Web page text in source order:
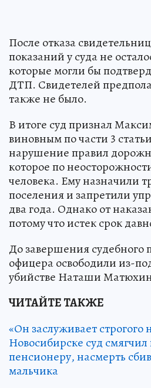
После отказа
показаний у суда не
которые могли бы
ДТП. Свидетелей
также не было.
В итоге суд признал
виновным по части 3
нарушение правил
которое по
человека. Ему назначили
поселения и запретили
два года. Однако от
потому что истек срок
До завершения судебного
офицера освободили из-
убийстве Наташи
ЧИТАЙТЕ ТАКЖЕ
«Он заслуживает строгого
Новосибирске суд смягчил
пенсионеру, насмерть
мальчика